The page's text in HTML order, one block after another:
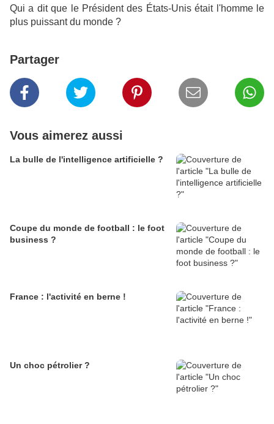
Qui a dit que le Président des États-Unis était l'homme le
plus puissant du monde ?
Partager
Vous aimerez aussi
La bulle de l'intelligence artificielle ?
Coupe du monde de football : le foot
business ?
France : l'activité en berne !
Un choc pétrolier ?